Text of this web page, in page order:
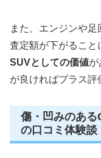
また、エンジンや
査定額が下がること
SUVとしての価値が
が良ければプラス評
傷・凹みのあ
の口コミ体験談